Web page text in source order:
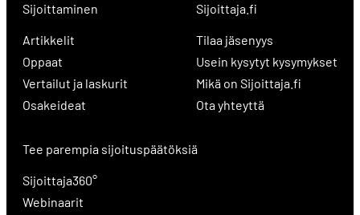
Sijoittaminen
Artikkelit
Oppaat
Vertailut ja laskurit
Osakeideat
Sijoittaja.fi
Tilaa jäsenyys
Usein kysytyt kysymykset
Mikä on Sijoittaja.fi
Ota yhteyttä
Tee parempia sijoituspäätöksiä
Sijoittaja360°
Webinaarit